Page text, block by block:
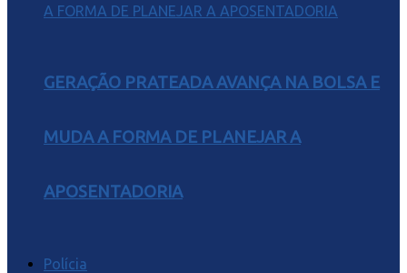
GERAÇÃO PRATEADA AVANÇA NA BOLSA E
MUDA A FORMA DE PLANEJAR A
APOSENTADORIA
Polícia